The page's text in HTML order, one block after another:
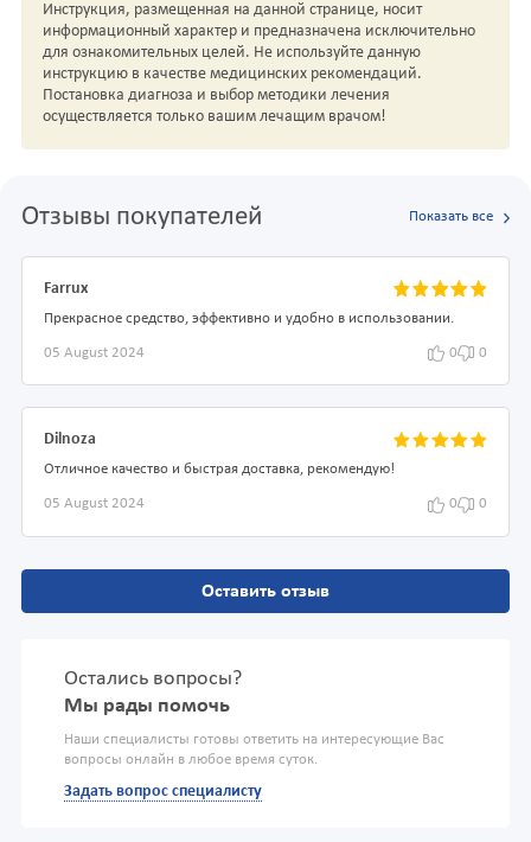
Инструкция, размещенная на данной странице, носит
информационный характер и предназначена исключительно
для ознакомительных целей. Не используйте данную
инструкцию в качестве медицинских рекомендаций.
Постановка диагноза и выбор методики лечения
осуществляется только вашим лечащим врачом!
Отзывы покупателей Показать все
Farrux
Прекрасное средство, эффективно и удобно в использовании.
05 August 2024 0 0
Dilnoza
Отличное качество и быстрая доставка, рекомендую!
05 August 2024 0 0
Оставить отзыв
Остались вопросы?
Мы рады помочь
Наши специалисты готовы ответить на интересующие Вас
вопросы онлайн в любое время суток.
Задать вопрос специалисту